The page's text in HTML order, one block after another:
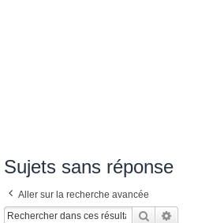
Sujets sans réponse
Aller sur la recherche avancée
Rechercher